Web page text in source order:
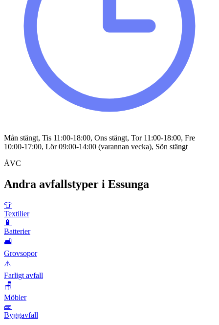
Mån stängt, Tis 11:00-18:00, Ons stängt, Tor 11:00-18:00, Fre
10:00-17:00, Lör 09:00-14:00 (varannan vecka), Sön stängt
ÅVC
Andra avfallstyper i Essunga
👕
Textilier
🔋
Batterier
🛋️
Grovsopor
⚠️
Farligt avfall
🪑
Möbler
🧱
Byggavfall